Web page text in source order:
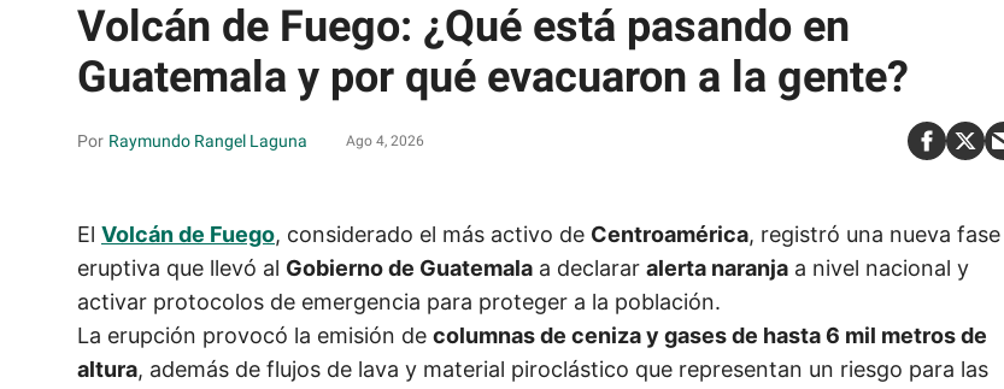
Volcán de Fuego: ¿Qué está pasando en
Guatemala y por qué evacuaron a la gente?
Raymundo Rangel Laguna Ago 4, 2026
El Volcán de Fuego, considerado el más activo de Centroamérica, registró una nueva fase
eruptiva que llevó al Gobierno de Guatemala a declarar alerta naranja a nivel nacional y
activar protocolos de emergencia para proteger a la población.
La erupción provocó la emisión de columnas de ceniza y gases de hasta 6 mil metros de
altura, además de flujos de lava y material piroclástico que representan un riesgo para las